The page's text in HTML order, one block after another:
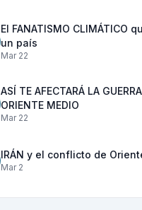
El FANATISMO CLIMÁTICO
un país
Mar 22
ASÍ TE AFECTARÁ LA
ORIENTE MEDIO
Mar 22
IRÁN y el conflicto de
Mar 2